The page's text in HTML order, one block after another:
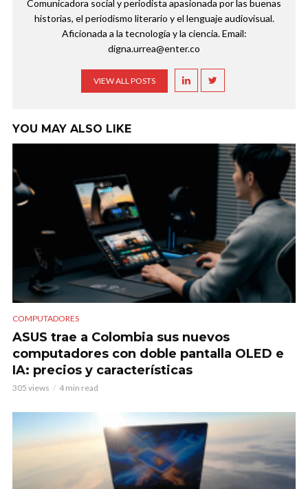
Comunicadora social y periodista apasionada por las buenas
historias, el periodismo literario y el lenguaje audiovisual.
Aficionada a la tecnología y la ciencia. Email:
digna.urrea@enter.co
VIEW ALL POSTS
YOU MAY ALSO LIKE
COMPUTADORES
ASUS trae a Colombia sus nuevos
computadores con doble pantalla OLED e
IA: precios y características
305 views 4 min read